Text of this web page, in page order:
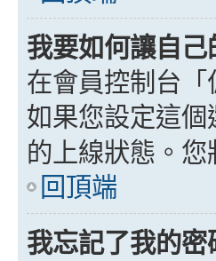
我要如何讓自
在會員控制台
如果您設定這個
的上線狀態。
回頂端
我忘記了我的密